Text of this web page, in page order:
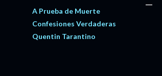
A Prueba de Muerte
Confesiones Verdaderas
Quentin Tarantino